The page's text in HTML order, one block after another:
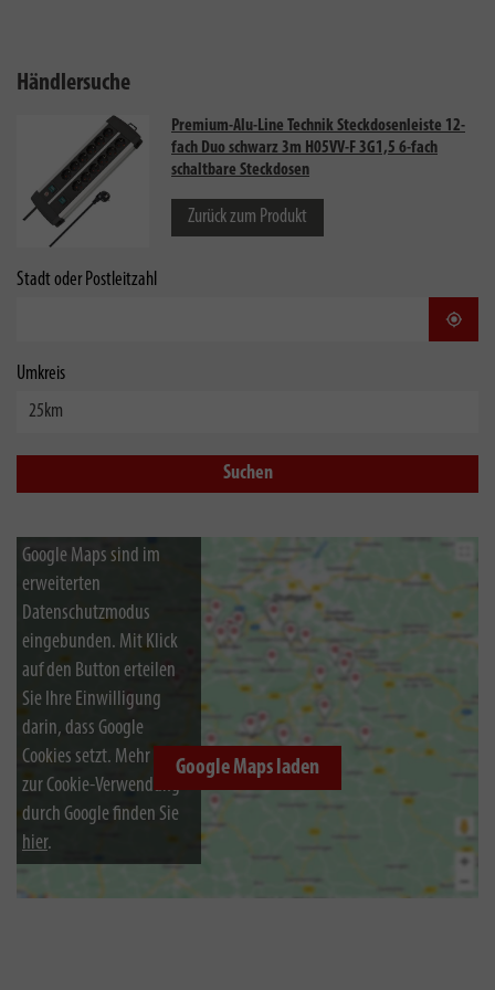
Händlersuche
Premium-Alu-Line Technik Steckdosenleiste 12-
fach Duo schwarz 3m H05VV-F 3G1,5 6-fach
schaltbare Steckdosen
Zurück zum Produkt
Stadt oder Postleitzahl
Umkreis
Suchen
Google Maps sind im
erweiterten
Datenschutzmodus
eingebunden. Mit Klick
auf den Button erteilen
Sie Ihre Einwilligung
darin, dass Google
Cookies setzt. Mehr Infos
zur Cookie-Verwendung
durch Google finden Sie
hier.
Google Maps laden